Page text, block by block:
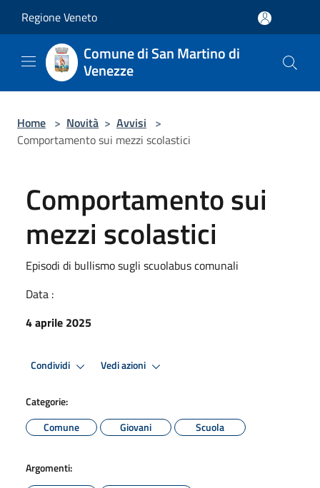
Regione Veneto
Comune di San Martino di
Venezze
Home > Novità > Avvisi >
Comportamento sui mezzi scolastici
Comportamento sui
mezzi scolastici
Episodi di bullismo sugli scuolabus comunali
Data :
4 aprile 2025
Condividi Vedi azioni
Categorie:
Comune
Giovani Scuola
Argomenti: